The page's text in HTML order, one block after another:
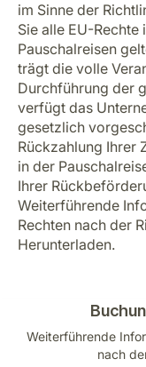
im Sinne der
Sie alle EU-
Pauschalreisen
trägt die volle
Durchführung der
verfügt das
gesetzlich
Rückzahlung Ihrer
in der
Ihrer
Weiterführende
Rechten nach der
Herunterladen.
Weiterführende
nach